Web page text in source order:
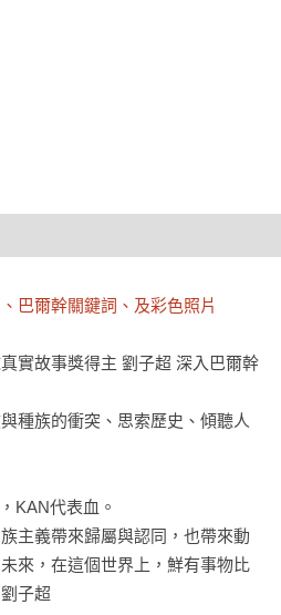
巴爾幹關鍵詞、及彩色照片
實故事獎得主 劉子超 深入巴爾幹
種族的衝突、思索歷史、傾聽人
KAN代表血。
主義帶來歸屬與認同，也帶來動
來，在這個世界上，鮮有事物比
子超